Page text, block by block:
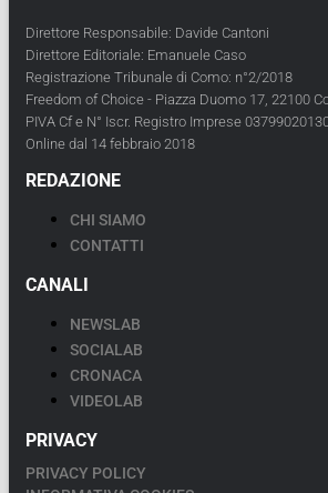
Direttore Responsabile: Davide Cantoni
Direttore Editoriale: Emanuele Caso
Registrazione Tribunale di Como: n°2/2018
Freedom of Choice - Piazza Duomo 17, 22100
PIVA Cf e N° Iscr. Registro Imprese
Online dal 14 febbraio 2018
REDAZIONE
CHI SIAMO
CONTATTI
CANALI
NEWSLAB
SOCIALAB
CRONACA
VIDEOLAB
PRIVACY
PRIVACY POLICY